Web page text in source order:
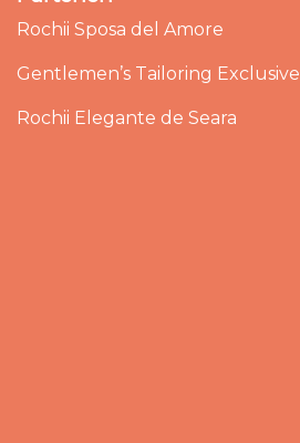
Rochii Sposa del Amore
Gentlemen’s Tailoring Exclusive
Rochii Elegante de Seara